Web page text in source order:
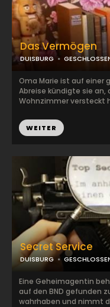
Secret Service
DUISBURG
Eine Geheimagentin
auf den BND gefunden
wahrhaben und nimmt
Das Vermögen
DUISBURG
Oma Marie ist auf einer
Abreise kündigte sie an,
Wohnzimmer versteckt
WEITER